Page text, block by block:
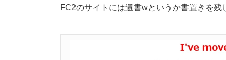
FC2のサイトには遺書wというか書置きを残